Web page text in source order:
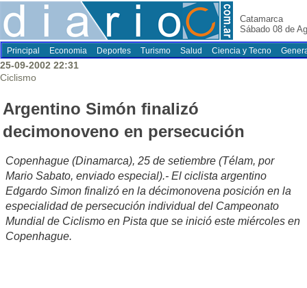
Catamarca
Sábado 08 de
Principal Economia Deportes Turismo Salud Ciencia y Tecno
25-09-2002 22:31
Ciclismo
Argentino Simón finalizó
decimonoveno en persecución
Copenhague (Dinamarca), 25 de setiembre (Télam, por
Mario Sabato, enviado especial).- El ciclista argentino
Edgardo Simon finalizó en la décimonovena posición en la
especialidad de persecución individual del Campeonato
Mundial de Ciclismo en Pista que se inició este miércoles en
Copenhague.